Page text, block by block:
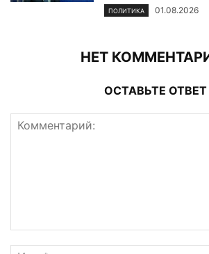
ПОЛИТИКА 01.08.2026
НЕТ
ОСТАВЬТЕ ОТВЕТ